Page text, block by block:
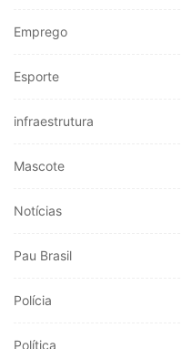
Emprego
Esporte
infraestrutura
Mascote
Notícias
Pau Brasil
Polícia
Política